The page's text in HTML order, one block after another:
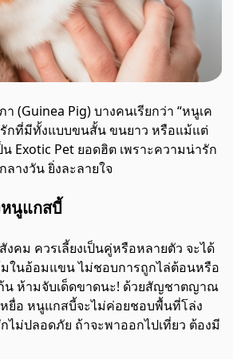
(Guinea Pig) บางคนเรียกว่า “หนูเค
รักที่มีทั้งแบบขนสั้น ขนยาว หรือแม้แต่
Exotic Pet ยอดฮิต เพราะความน่ารัก
ลางวัน ยิ่งละลายใจ
นูแกสบี้
งคม ควรเลี้ยงเป็นคู่หรือหลายตัว จะได้
ในอ้อมแขน ไม่ชอบการถูกไล่ต้อนหรือ
น ห้ามจับเด็ดขาดนะ! ด้วยสัญชาตญาณ
หยื่อ หนูแกสบี้จะไม่ค่อยชอบพื้นที่โล่ง
ไม่ปลอดภัย ถ้าจะพาออกไปเที่ยว ต้องมี